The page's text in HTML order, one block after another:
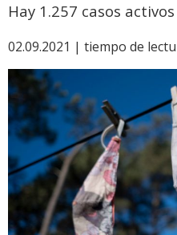
Hay 1.257 casos activos
02.09.2021 | tiempo de